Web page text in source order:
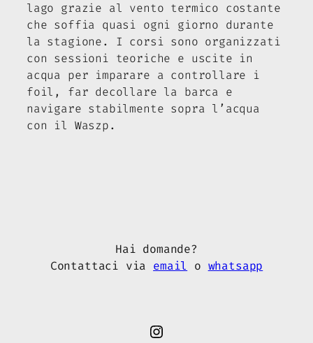
lago grazie al vento termico costante
che soffia quasi ogni giorno durante
la stagione. I corsi sono organizzati
con sessioni teoriche e uscite in
acqua per imparare a controllare i
foil, far decollare la barca e
navigare stabilmente sopra l’acqua
con il Waszp.
Hai domande?
Contattaci via email o whatsapp
Instagram